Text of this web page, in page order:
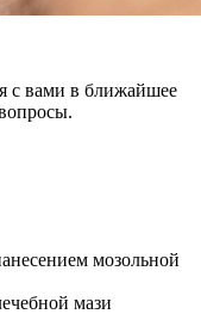
с вами в ближайшее
мозольной
мази